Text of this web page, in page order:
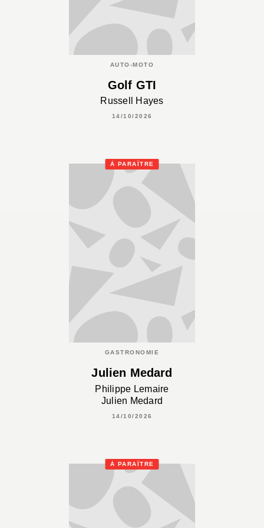
AUTO-MOTO
Golf GTI
Russell Hayes
14/10/2026
À PARAÎTRE
GASTRONOMIE
Julien Medard
Philippe Lemaire
Julien Medard
14/10/2026
À PARAÎTRE